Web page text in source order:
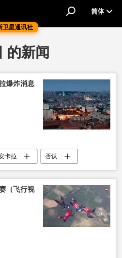
卫星通讯社
简体
的新闻
爆炸消息
卡拉
否认
（飞行视